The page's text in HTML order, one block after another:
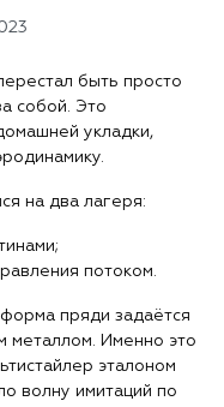
быть просто
собой. Это
укладки,
на два лагеря:
потоком.
пряди задаётся
металлом. Именно это
эталоном
волну имитаций по